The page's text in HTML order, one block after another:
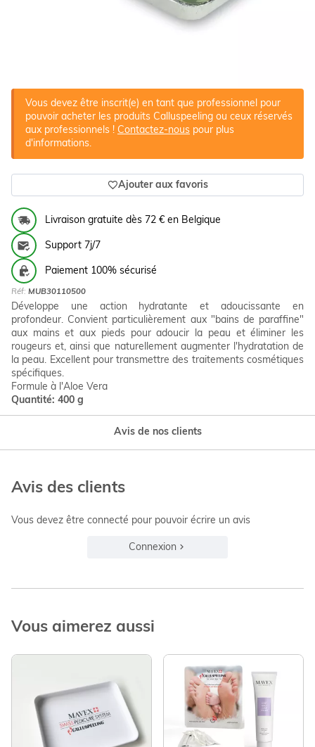
Vous devez être inscrit(e) en tant que professionnel pour
pouvoir acheter les produits Calluspeeling ou ceux réservés
aux professionnels ! Contactez-nous pour plus
d'informations.
Ajouter aux favoris
Livraison gratuite dès 72 € en Belgique
Support 7j/7
Paiement 100% sécurisé
Réf: MUB30110500
Développe une action hydratante et adoucissante en
profondeur. Convient particulièrement aux "bains de paraffine"
aux mains et aux pieds pour adoucir la peau et éliminer les
rougeurs et, ainsi que naturellement augmenter l'hydratation de
la peau. Excellent pour transmettre des traitements cosmétiques
spécifiques.
Formule à l'Aloe Vera
Quantité: 400 g
Avis de nos clients
Avis des clients
Vous devez être connecté pour pouvoir écrire un avis
Connexion
Vous aimerez aussi